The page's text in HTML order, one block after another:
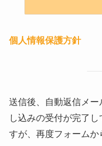
個人情報保護方針
送信後、自動返信メ
し込みの受付が完了
すが、再度フォームか